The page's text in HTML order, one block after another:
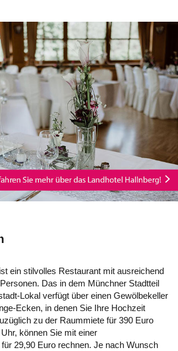
ist ein stilvolles Restaurant mit ausreichend
Das in dem Münchner Stadtteil
Lokal verfügt über einen Gewölbekeller
Ecken, in denen Sie Ihre Hochzeit
zu der Raummiete für 390 Euro
können Sie mit einer
29,90 Euro rechnen. Je nach Wunsch